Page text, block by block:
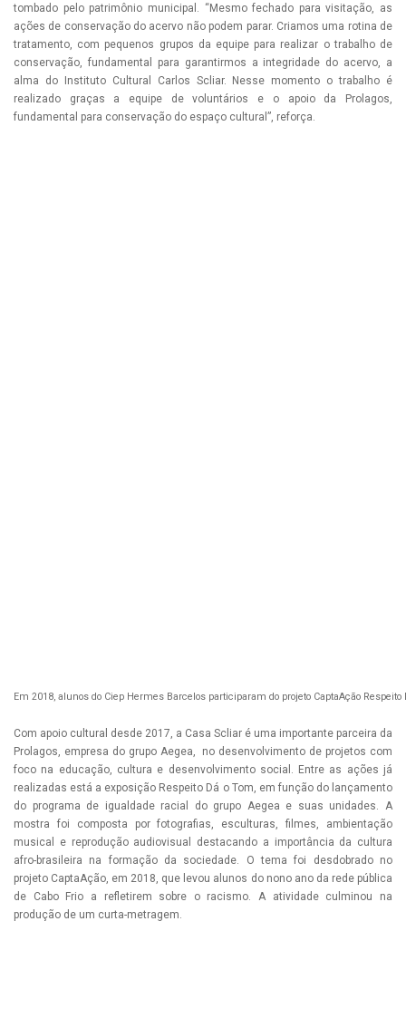
tombado pelo patrimônio municipal. “Mesmo fechado para visitação, as
ações de conservação do acervo não podem parar. Criamos uma rotina de
tratamento, com pequenos grupos da equipe para realizar o trabalho de
conservação, fundamental para garantirmos a integridade do acervo, a
alma do Instituto Cultural Carlos Scliar. Nesse momento o trabalho é
realizado graças a equipe de voluntários e o apoio da Prolagos,
fundamental para conservação do espaço cultural”, reforça.
Em 2018, alunos do Ciep Hermes Barcelos participaram do projeto CaptaAção
Com apoio cultural desde 2017, a Casa Scliar é uma importante parceira da
Prolagos, empresa do grupo Aegea, no desenvolvimento de projetos com
foco na educação, cultura e desenvolvimento social. Entre as ações já
realizadas está a exposição Respeito Dá o Tom, em função do lançamento
do programa de igualdade racial do grupo Aegea e suas unidades. A
mostra foi composta por fotografias, esculturas, filmes, ambientação
musical e reprodução audiovisual destacando a importância da cultura
afro-brasileira na formação da sociedade. O tema foi desdobrado no
projeto CaptaAção, em 2018, que levou alunos do nono ano da rede pública
de Cabo Frio a refletirem sobre o racismo. A atividade culminou na
produção de um curta-metragem.